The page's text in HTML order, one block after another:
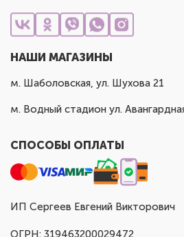
НАШИ МАГАЗИНЫ
м. Шаболовская, ул. Шухова 21
м. Водный стадион ул.
СПОСОБЫ ОПЛАТЫ
ИП Сергеев Евгений Викторович
ОГРН: 319463200029472